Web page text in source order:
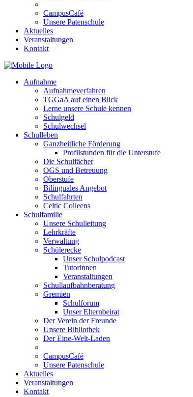
CampusCafé
Unsere Patenschule
Aktuelles
Veranstaltungen
Kontakt
Aufnahme
Aufnahmeverfahren
TGGaA auf einen Blick
Lerne unsere Schule kennen
Schulgeld
Schulwechsel
Schulleben
Ganzheitliche Förderung
Profilstunden für die Unterstufe
Die Schulfächer
OGS und Betreuung
Oberstufe
Bilinguales Angebot
Schulfahrten
Celtic Colleens
Schulfamilie
Unsere Schulleitung
Lehrkräfte
Verwaltung
Schülerecke
Unser Schulpodcast
Tutorinnen
Veranstaltungen
Schullaufbahnberatung
Gremien
Schulforum
Unser Elternbeirat
Der Verein der Freunde
Unsere Bibliothek
Der Eine-Welt-Laden
CampusCafé
Unsere Patenschule
Aktuelles
Veranstaltungen
Kontakt